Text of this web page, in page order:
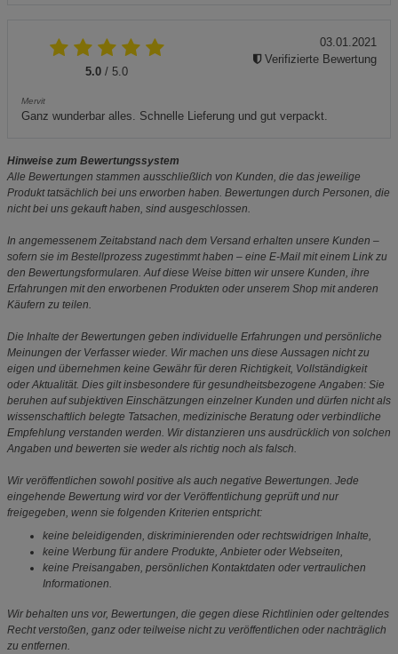
5.0 / 5.0
Mervit
Ganz wunderbar alles. Schnelle Lieferung und gut verpackt.
03.01.2021
Verifizierte Bewertung
Hinweise zum Bewertungssystem
Alle Bewertungen stammen ausschließlich von Kunden, die das jeweilige
Produkt tatsächlich bei uns erworben haben. Bewertungen durch Personen, die
nicht bei uns gekauft haben, sind ausgeschlossen.
In angemessenem Zeitabstand nach dem Versand erhalten unsere Kunden –
sofern sie im Bestellprozess zugestimmt haben – eine E-Mail mit einem Link zu
den Bewertungsformularen. Auf diese Weise bitten wir unsere Kunden, ihre
Erfahrungen mit den erworbenen Produkten oder unserem Shop mit anderen
Käufern zu teilen.
Die Inhalte der Bewertungen geben individuelle Erfahrungen und persönliche
Meinungen der Verfasser wieder. Wir machen uns diese Aussagen nicht zu
eigen und übernehmen keine Gewähr für deren Richtigkeit, Vollständigkeit
oder Aktualität. Dies gilt insbesondere für gesundheitsbezogene Angaben: Sie
beruhen auf subjektiven Einschätzungen einzelner Kunden und dürfen nicht als
wissenschaftlich belegte Tatsachen, medizinische Beratung oder verbindliche
Empfehlung verstanden werden. Wir distanzieren uns ausdrücklich von solchen
Angaben und bewerten sie weder als richtig noch als falsch.
Wir veröffentlichen sowohl positive als auch negative Bewertungen. Jede
eingehende Bewertung wird vor der Veröffentlichung geprüft und nur
freigegeben, wenn sie folgenden Kriterien entspricht:
keine beleidigenden, diskriminierenden oder rechtswidrigen Inhalte,
keine Werbung für andere Produkte, Anbieter oder Webseiten,
keine Preisangaben, persönlichen Kontaktdaten oder vertraulichen
Informationen.
Wir behalten uns vor, Bewertungen, die gegen diese Richtlinien oder geltendes
Recht verstoßen, ganz oder teilweise nicht zu veröffentlichen oder nachträglich
zu entfernen.